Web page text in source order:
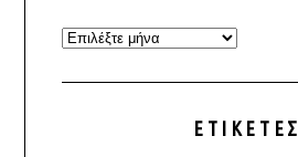
Archives
ΕΤΙΚΈΤΕΣ